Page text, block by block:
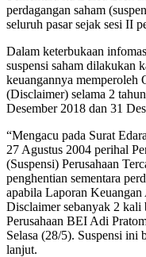
perdagangan saham
seluruh pasar sejak sesi II
Dalam keterbukaan
suspensi saham dilakukan
keuangannya memperoleh
(Disclaimer) selama 2
Desember 2018 dan 31
“Mengacu pada Surat
27 Agustus 2004 perihal
(Suspensi) Perusahaan
penghentian sementara
apabila Laporan
Disclaimer sebanyak 2
Perusahaan BEI Adi
Selasa (28/5). Suspensi ini
lanjut.